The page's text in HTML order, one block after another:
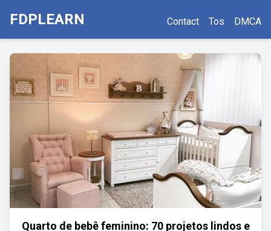
FDPLEARN Contact Tos DMCA
Quarto de bebê feminino: 70 projetos lindos e